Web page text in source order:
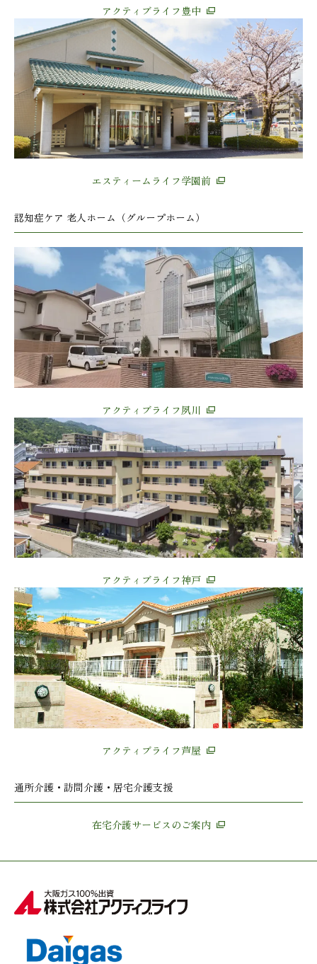
アクティブライフ豊中
エスティームライフ学園前
認知症ケア 老人ホーム（グループホーム）
アクティブライフ夙川
アクティブライフ神戸
アクティブライフ芦屋
通所介護・訪問介護・居宅介護支援
在宅介護サービスのご案内